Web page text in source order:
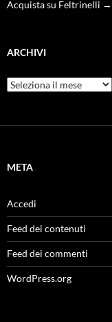
Acquista su Feltrinelli →
ARCHIVI
Archivi
META
Accedi
Feed dei contenuti
Feed dei commenti
WordPress.org